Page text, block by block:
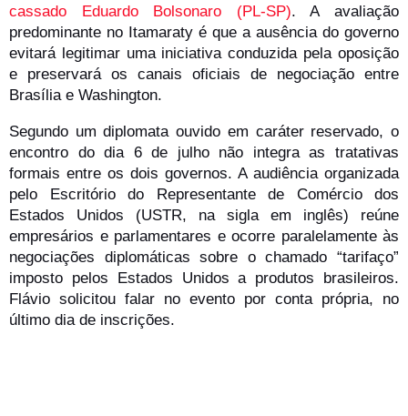
cassado Eduardo Bolsonaro (PL-SP). A avaliação
predominante no Itamaraty é que a ausência do governo
evitará legitimar uma iniciativa conduzida pela oposição
e preservará os canais oficiais de negociação entre
Brasília e Washington.
Segundo um diplomata ouvido em caráter reservado, o
encontro do dia 6 de julho não integra as tratativas
formais entre os dois governos. A audiência organizada
pelo Escritório do Representante de Comércio dos
Estados Unidos (USTR, na sigla em inglês) reúne
empresários e parlamentares e ocorre paralelamente às
negociações diplomáticas sobre o chamado “tarifaço”
imposto pelos Estados Unidos a produtos brasileiros.
Flávio solicitou falar no evento por conta própria, no
último dia de inscrições.